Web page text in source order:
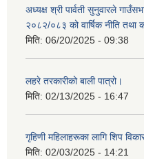
अध्यक्ष श्री पार्वती सुनुवारले
२०८२/०८३ को वार्षिक नीति तथा
मिति: 06/20/2025 - 09:38
लहरे तरकारीको बाली पात्रो।
मिति: 02/13/2025 - 16:47
गृहिणी महिलाहरूका लागि शिप
मिति: 02/03/2025 - 14:21